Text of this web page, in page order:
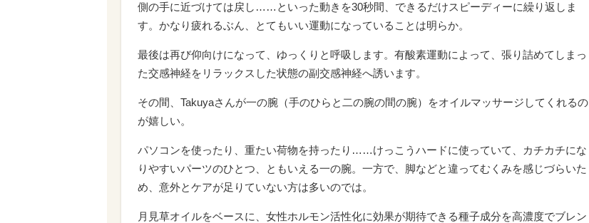
側の手に近づけては戻し……といった動きを30秒間、できるだけスピーディーに繰り返しま
す。かなり疲れるぶん、とてもいい運動になっていることは明らか。
最後は再び仰向けになって、ゆっくりと呼吸します。有酸素運動によって、張り詰めてしまっ
た交感神経をリラックスした状態の副交感神経へ誘います。
その間、Takuyaさんが一の腕（手のひらと二の腕の間の腕）をオイルマッサージしてくれるの
が嬉しい。
パソコンを使ったり、重たい荷物を持ったり……けっこうハードに使っていて、カチカチにな
りやすいパーツのひとつ、ともいえる一の腕。一方で、脚などと違ってむくみを感じづらいた
め、意外とケアが足りていない方は多いのでは。
月見草オイルをベースに、女性ホルモン活性化に効果が期待できる種子成分を高濃度でブレン